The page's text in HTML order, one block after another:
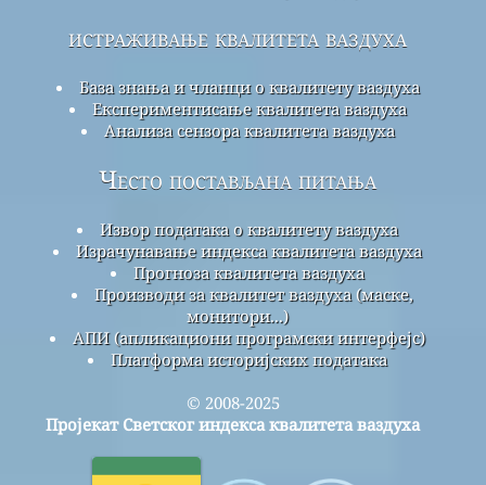
истраживање квалитета ваздуха
База знања и чланци о квалитету ваздуха
Експериментисање квалитета ваздуха
Анализа сензора квалитета ваздуха
Често постављана питања
Извор података о квалитету ваздуха
Израчунавање индекса квалитета ваздуха
Прогноза квалитета ваздуха
Производи за квалитет ваздуха (маске,
монитори...)
АПИ (апликациони програмски интерфејс)
Платформа историјских података
© 2008-2025
Пројекат Светског индекса квалитета ваздуха